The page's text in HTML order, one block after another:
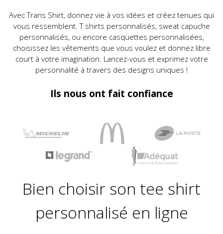
Avec Trans Shirt, donnez vie à vos idées et créez tenues qui
vous ressemblent. T shirts personnalisés, sweat capuche
personnalisés, ou encore casquettes personnalisées,
choisissez les vêtements que vous voulez et donnez libre
court à votre imagination. Lancez-vous et exprimez votre
personnalité à travers des designs uniques !
Ils nous ont fait confiance
Bien choisir son tee shirt
personnalisé en ligne